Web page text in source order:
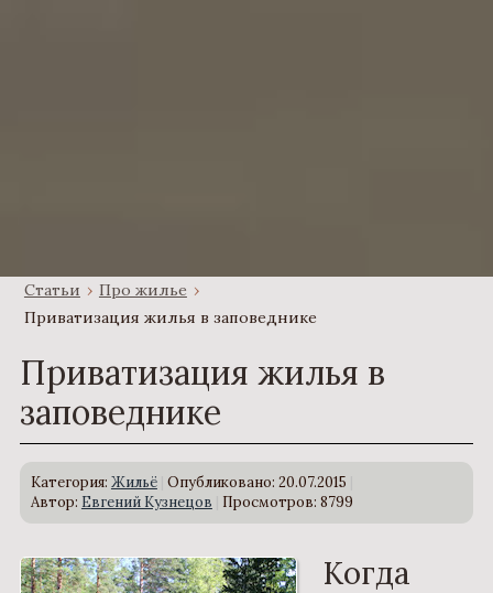
Статьи › Про жилье ›
Приватизация жилья в заповеднике
Приватизация жилья в
заповеднике
Категория: Жильё Опубликовано: 20.07.2015
Автор: Евгений Кузнецов Просмотров: 8799
Когда